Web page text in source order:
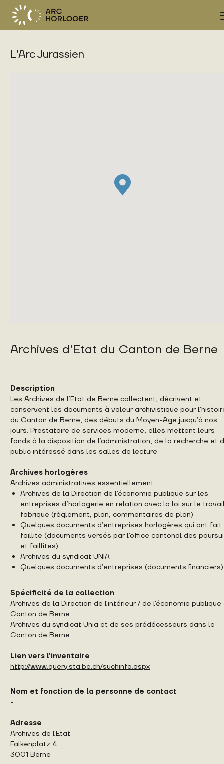
L'Arc Jurassien
Archives d'Etat du Canton de Berne
Description
Les Archives de l’Etat de Berne collectent, décrivent et
conservent les documents à valeur archivistique pour
du Canton de Berne, des débuts du Moyen-Age jusqu’à nos
jours. Prestataire de services moderne, elles mettent leurs
fonds à la disposition de l’administration, de la recherche et
public intéressé dans les salles de lecture.
Archives horlogères
Archives administratives essentiellement :
Archives de la Direction de l’économie publique sur les
entreprises d’horlogerie en relation avec la loi sur le
fabrique (règlement, plan, commentaires de plan)
Quelques documents d’entreprises horlogères qui ont fait
faillite (documents versés par l’office cantonal des
et faillites)
Archives du syndicat UNIA
Quelques documents d’entreprises (documents financiers)
Spécificité de la collection
Archives de la Direction de l'intérieur / de l'économie publique
Canton de Berne
Archives du syndicat Unia et de ses prédécesseurs dans le
Canton de Berne
Lien vers l'inventaire
http://www.query.sta.be.ch/suchinfo.aspx
Nom et fonction de la personne de contact
-
Adresse
Archives de l'Etat
Falkenplatz 4
3001 Berne